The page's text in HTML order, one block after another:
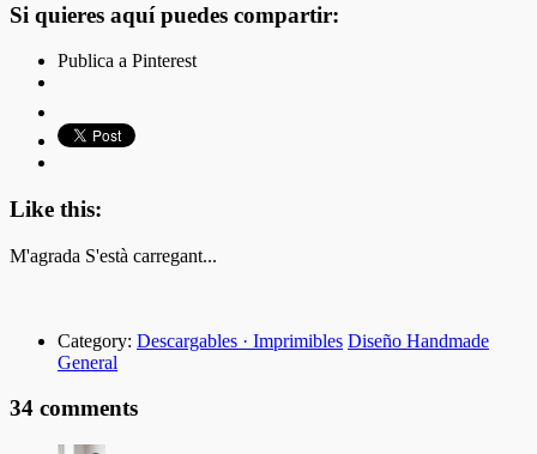
Si quieres aquí puedes compartir:
Publica a Pinterest
Like this:
M'agrada S'està carregant...
Category: Descargables · Imprimibles Diseño Handmade
General
34 comments